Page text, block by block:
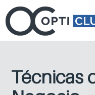
Técnicas